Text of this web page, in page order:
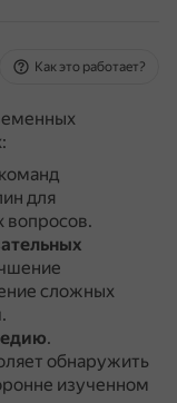
Как это работает?
для
вопросов.
сложных
.
обнаружить
изученном